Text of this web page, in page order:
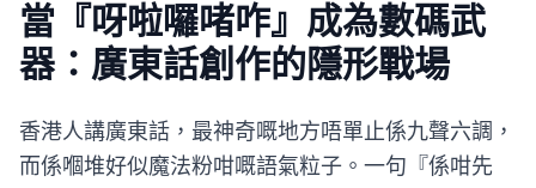
當『呀啦囉啫咋』成為數碼武
器：廣東話創作的隱形戰場
香港人講廣東話，最神奇嘅地方唔單止係九聲六調，
而係嗰堆好似魔法粉咁嘅語氣粒子。一句『係咁先